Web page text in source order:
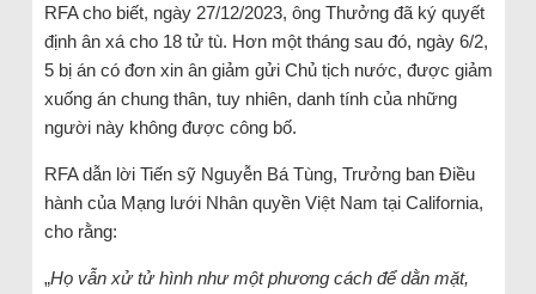
RFA cho biết, ngày 27/12/2023, ông Thưởng đã ký quyết
định ân xá cho 18 tử tù. Hơn một tháng sau đó, ngày 6/2,
5 bị án có đơn xin ân giảm gửi Chủ tịch nước, được giảm
xuống án chung thân, tuy nhiên, danh tính của những
người này không được công bố.
RFA dẫn lời Tiến sỹ Nguyễn Bá Tùng, Trưởng ban Điều
hành của Mạng lưới Nhân quyền Việt Nam tại California,
cho rằng:
„Họ vẫn xử tử hình như một phương cách để dằn mặt,